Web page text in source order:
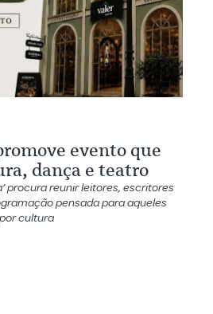
evento que
dança e teatro
procura reunir leitores, escritores
pensada para aqueles
cultura